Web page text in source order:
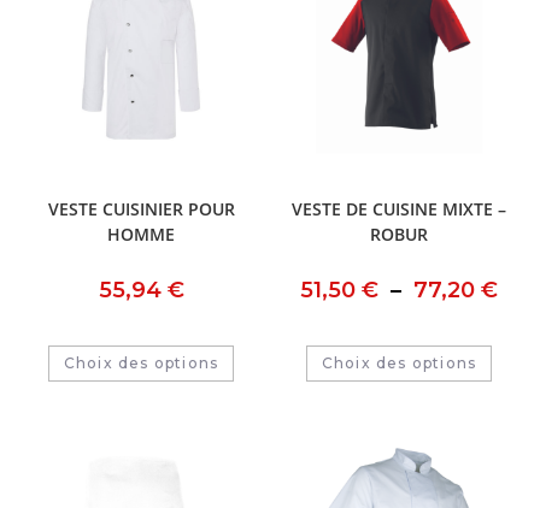
VESTE CUISINIER POUR
HOMME
55,94 €
Choix des options
VESTE DE CUISINE MIXTE –
ROBUR
51,50 € – 77,20 €
Choix des options